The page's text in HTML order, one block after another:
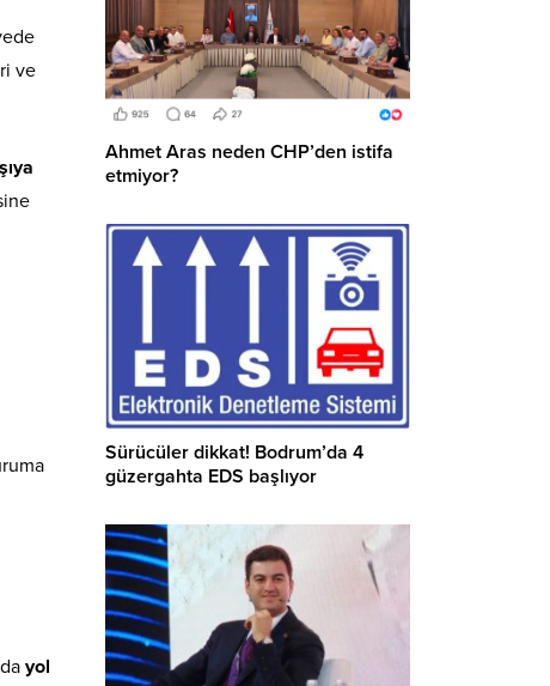
ve
yol
Ahmet Aras neden CHP’den istifa
etmiyor?
Sürücüler dikkat! Bodrum’da 4
güzergahta EDS başlıyor